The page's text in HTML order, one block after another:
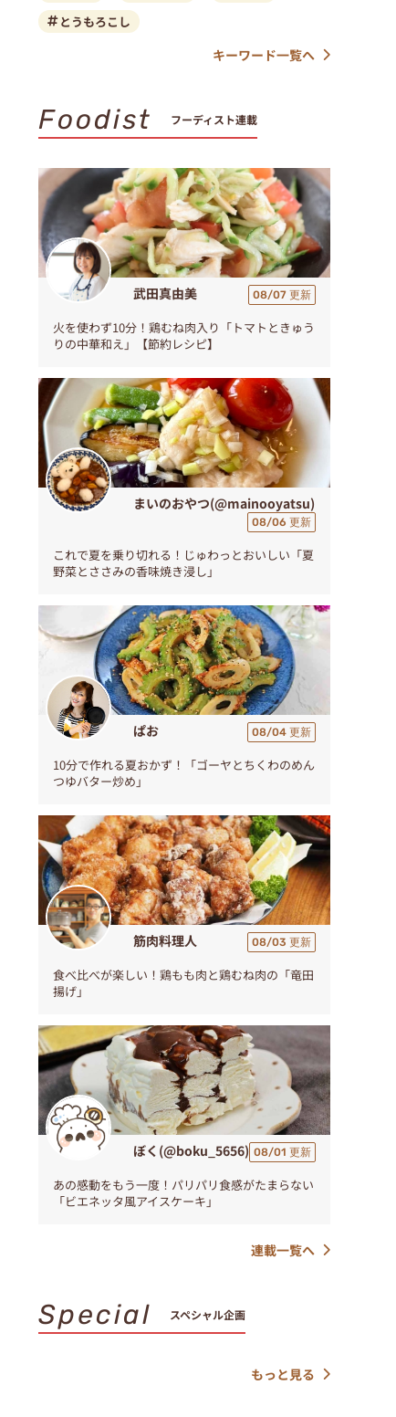
とうもろこし
キーワード一覧へ
Foodist フーディスト連載
武田真由美 08/07 更新
火を使わず10分！鶏むね肉入り「トマトときゅう
りの中華和え」【節約レシピ】
まいのおやつ(@mainooyatsu)
08/06 更新
これで夏を乗り切れる！じゅわっとおいしい「夏
野菜とささみの香味焼き浸し」
ぱお 08/04 更新
10分で作れる夏おかず！「ゴーヤとちくわのめん
つゆバター炒め」
筋肉料理人 08/03 更新
食べ比べが楽しい！鶏もも肉と鶏むね肉の「竜田
揚げ」
ぼく(@boku_5656) 08/01 更新
あの感動をもう一度！パリパリ食感がたまらない
「ビエネッタ風アイスケーキ」
連載一覧へ
Special スペシャル企画
もっと見る